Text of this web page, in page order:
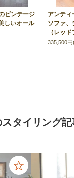
ビンテージ
しいオール
アンティ
ソファ、
（レッド
335,500円
タイリング記